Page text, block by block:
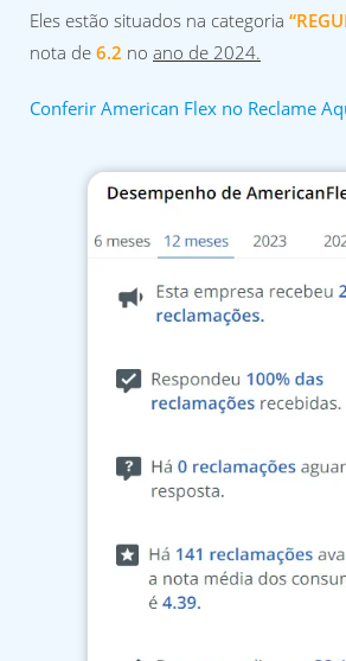
Eles estão situados na categoria
nota de 6.2 no ano de 2024.
Conferir American Flex no Reclame